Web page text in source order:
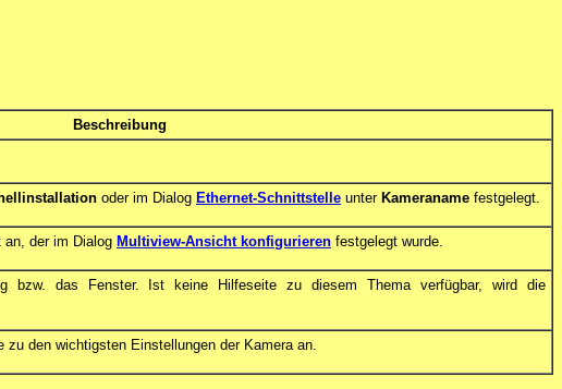
Beschreibung
oder im Dialog Ethernet-Schnittstelle unter Kameraname festgelegt.
der im Dialog Multiview-Ansicht konfigurieren festgelegt wurde.
bzw. das Fenster. Ist keine Hilfeseite zu diesem Thema verfügbar, wird die
den wichtigsten Einstellungen der Kamera an.